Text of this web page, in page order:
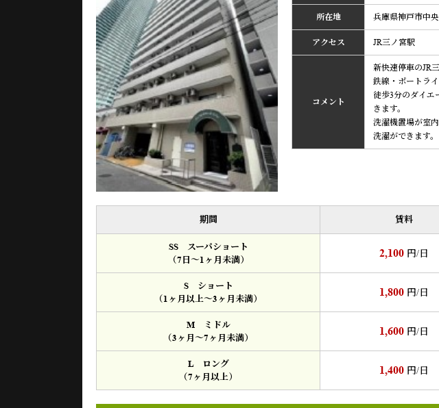
所在地 兵庫県神戸市中
アクセス JR三ノ宮駅
コメント
新快速停車のJR
鉄線・ポートラ
徒歩3分のダイエ
きます。
洗濯機置場が室
洗濯ができます。
期間 賃料
SS スーパショート
（7日～1ヶ月未満）
2,100 円/日
S ショート
（1ヶ月以上～3ヶ月未満）
1,800 円/日
M ミドル
（3ヶ月～7ヶ月未満）
1,600 円/日
L ロング
（7ヶ月以上）
1,400 円/日